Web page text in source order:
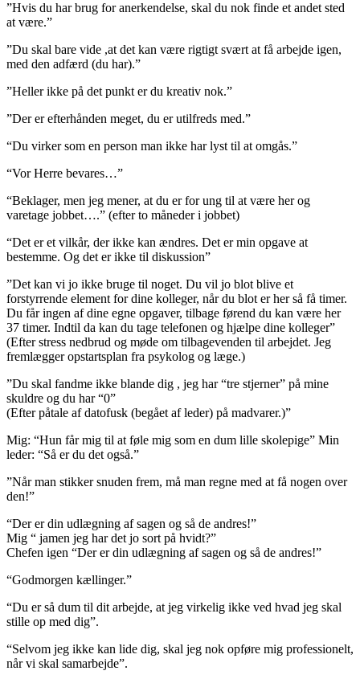
”Hvis du har brug for anerkendelse, skal du nok finde et andet sted
at være.”
”Du skal bare vide ,at det kan være rigtigt svært at få arbejde igen,
med den adfærd (du har).”
”Heller ikke på det punkt er du kreativ nok.”
”Der er efterhånden meget, du er utilfreds med.”
“Du virker som en person man ikke har lyst til at omgås.”
“Vor Herre bevares…”
“Beklager, men jeg mener, at du er for ung til at være her og
varetage jobbet….” (efter to måneder i jobbet)
“Det er et vilkår, der ikke kan ændres. Det er min opgave at
bestemme. Og det er ikke til diskussion”
”Det kan vi jo ikke bruge til noget. Du vil jo blot blive et
forstyrrende element for dine kolleger, når du blot er her så få timer.
Du får ingen af dine egne opgaver, tilbage førend du kan være her
37 timer. Indtil da kan du tage telefonen og hjælpe dine kolleger”
(Efter stress nedbrud og møde om tilbagevenden til arbejdet. Jeg
fremlægger opstartsplan fra psykolog og læge.)
”Du skal fandme ikke blande dig , jeg har “tre stjerner” på mine
skuldre og du har “0”
(Efter påtale af datofusk (begået af leder) på madvarer.)”
Mig: “Hun får mig til at føle mig som en dum lille skolepige” Min
leder: “Så er du det også.”
”Når man stikker snuden frem, må man regne med at få nogen over
den!”
“Der er din udlægning af sagen og så de andres!”
Mig “ jamen jeg har det jo sort på hvidt?”
Chefen igen “Der er din udlægning af sagen og så de andres!”
“Godmorgen kællinger.”
“Du er så dum til dit arbejde, at jeg virkelig ikke ved hvad jeg skal
stille op med dig”.
“Selvom jeg ikke kan lide dig, skal jeg nok opføre mig professionelt,
når vi skal samarbejde”.